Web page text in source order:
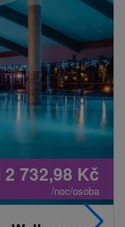
2 732,98 Kč
/noc/osoba